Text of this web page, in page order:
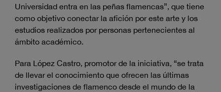
Universidad entra en las peñas flamencas”, que tiene
como objetivo conectar la afición por este arte y los
estudios realizados por personas pertenecientes al
ámbito académico.
Para López Castro, promotor de la iniciativa, “se trata
de llevar el conocimiento que ofrecen las últimas
investigaciones de flamenco desde el mundo de la